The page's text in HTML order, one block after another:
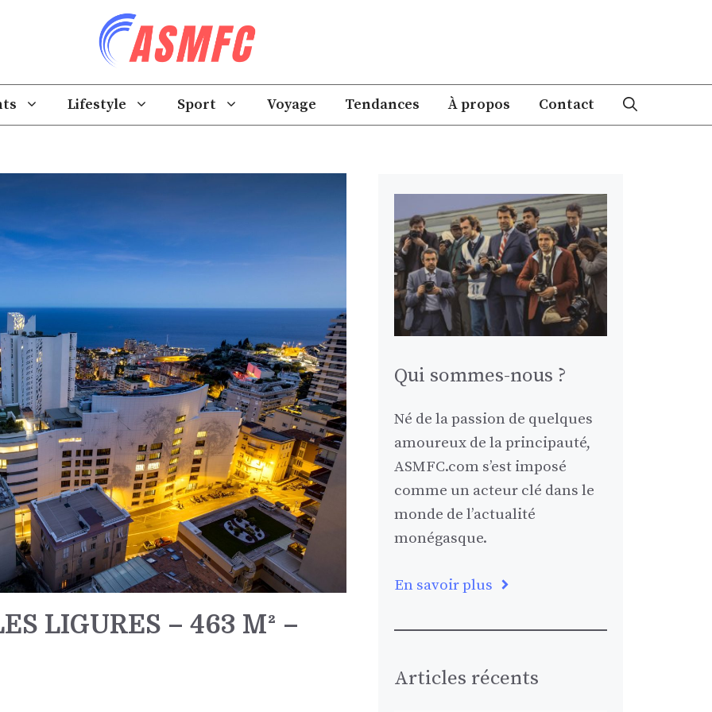
Lifestyle Sport Voyage Tendances À propos Contact
LIGURES – 463 M² –
Qui sommes-nous ?
Né de la passion de quelques
amoureux de la principauté,
ASMFC.com s’est imposé
comme un acteur clé dans le
monde de l’actualité
monégasque.
En savoir plus
Articles récents